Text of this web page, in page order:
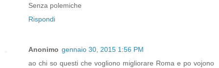
Senza polemiche
Rispondi
Anonimo gennaio 30, 2015 1:56 PM
ao chi so questi che vogliono migliorare Roma e po vojono